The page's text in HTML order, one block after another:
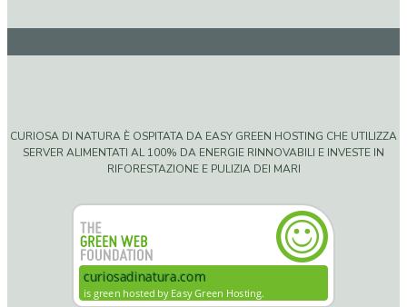
CURIOSA DI NATURA È OSPITATA DA EASY GREEN HOSTING CHE UTILIZZA
SERVER ALIMENTATI AL 100% DA ENERGIE RINNOVABILI E INVESTE IN
RIFORESTAZIONE E PULIZIA DEI MARI